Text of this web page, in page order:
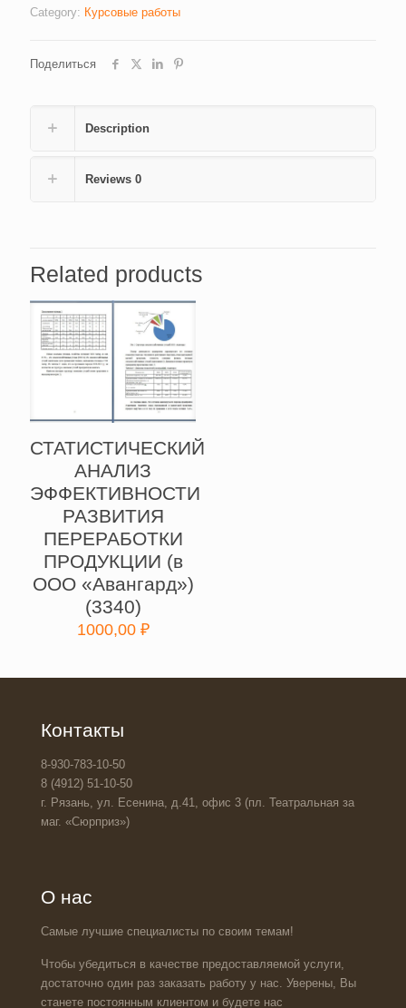
принятия
управлении
quantity
Category: Курсовые работы
Поделиться
Description
Reviews 0
Related products
СТАТИСТИЧЕСКИЙ
АНАЛИЗ
ЭФФЕКТИВНОСТИ
РАЗВИТИЯ
ПЕРЕРАБОТКИ
ПРОДУКЦИИ (в
ООО «Авангард»)
(3340)
1000,00 ₽
Контакты
8-930-783-10-50
8 (4912) 51-10-50
г. Рязань, ул. Есенина, д.41, офис 3 (пл. Театральная за
маг. «Сюрприз»)
О нас
Самые лучшие специалисты по своим темам!
Чтобы убедиться в качестве предоставляемой услуги,
достаточно один раз заказать работу у нас. Уверены, Вы
станете постоянным клиентом и будете нас